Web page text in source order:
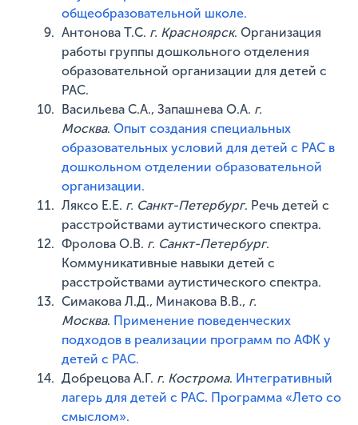
общеобразовательной школе.
Антонова Т.С. г. Красноярск. Организация
работы группы дошкольного отделения
образовательной организации для детей с
РАС.
Васильева С.А., Запашнева О.А. г.
Москва.Опыт создания специальных
образовательных условий для детей с РАС в
дошкольном отделении образовательной
организации.
Ляксо Е.Е. г. Санкт-Петербург. Речь детей с
расстройствами аутистического спектра.
Фролова О.В. г. Санкт-Петербург.
Коммуникативные навыки детей с
расстройствами аутистического спектра.
Симакова Л.Д., Минакова В.В., г.
Москва. Применение поведенческих
подходов в реализации программ по АФК у
детей с РАС.
Добрецова А.Г. г. Кострома. Интегративный
лагерь для детей с РАС. Программа «Лето со
смыслом».